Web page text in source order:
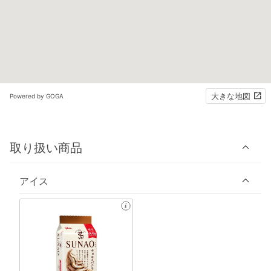
Powered by GOGA 大きな地図
取り扱い商品
アイス